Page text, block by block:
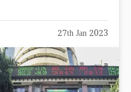
27th Jan 2023